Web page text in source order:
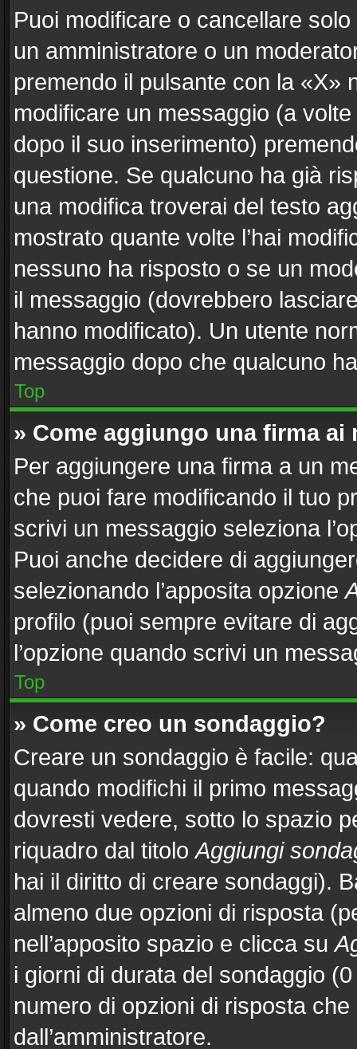
Puoi modificare o cancellare
un amministratore o un
premendo il pulsante con la «X»
modificare un messaggio (a
dopo il suo inserimento)
questione. Se qualcuno ha già
una modifica troverai del testo
mostrato quante volte l’hai
nessuno ha risposto o se un
il messaggio (dovrebbero
hanno modificato). Un utente
messaggio dopo che qualcuno
Top
» Come aggiungo una firma ai
Per aggiungere una firma a un
che puoi fare modificando il tuo
scrivi un messaggio seleziona
Puoi anche decidere di
selezionando l’apposita opzione
profilo (puoi sempre evitare di
l’opzione quando scrivi un
Top
» Come creo un sondaggio?
Creare un sondaggio è facile:
quando modifichi il primo
dovresti vedere, sotto lo spazio
riquadro dal titoloAggiungi
hai il diritto di creare sondaggi).
almeno due opzioni di risposta
nell’apposito spazio e clicca su
i giorni di durata del sondaggio
numero di opzioni di risposta
dall’amministratore.